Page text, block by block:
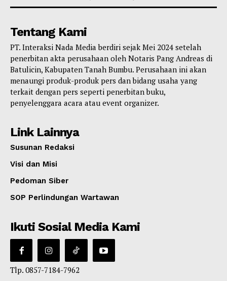
Tentang Kami
PT. Interaksi Nada Media berdiri sejak Mei 2024 setelah
penerbitan akta perusahaan oleh Notaris Pang Andreas di
Batulicin, Kabupaten Tanah Bumbu. Perusahaan ini akan
menaungi produk-produk pers dan bidang usaha yang
terkait dengan pers seperti penerbitan buku,
penyelenggara acara atau event organizer.
Link Lainnya
Susunan Redaksi
Visi dan Misi
Pedoman Siber
SOP Perlindungan Wartawan
Ikuti Sosial Media Kami
Tlp. 0857-7184-7962